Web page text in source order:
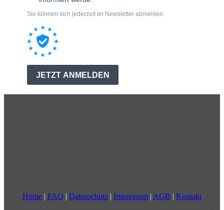
Home | FAQ | Datenschutz | Impressum | AGB | Kontakt